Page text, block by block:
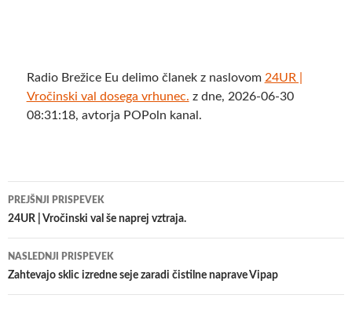
Radio Brežice Eu delimo članek z naslovom 24UR |
Vročinski val dosega vrhunec. z dne, 2026-06-30
08:31:18, avtorja POPoln kanal.
Krmarjenje
po
prispevkih
PREJŠNJI PRISPEVEK
24UR | Vročinski val še naprej vztraja.
NASLEDNJI PRISPEVEK
Zahtevajo sklic izredne seje zaradi čistilne naprave Vipap